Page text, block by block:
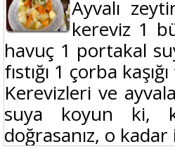
Ayvalı
kereviz 1
havuç 1 portakal
fıstığı 1 çorba
Kerevizleri ve
suya koyun ki,
doğrasanız, o kadar